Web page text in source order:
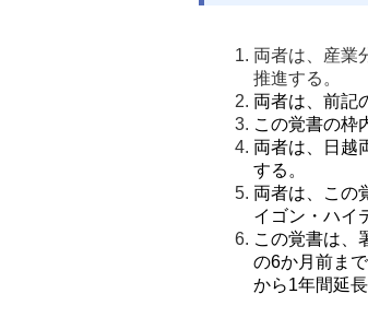
両者は、産業
推進する。
両者は、前記
この覚書の枠
両者は、日越
する。
両者は、この
イゴン・ハイ
この覚書は、
の6か月前ま
から1年間延